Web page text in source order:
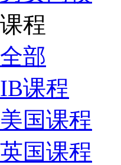
课程
全部
IB课程
美国课程
英国课程